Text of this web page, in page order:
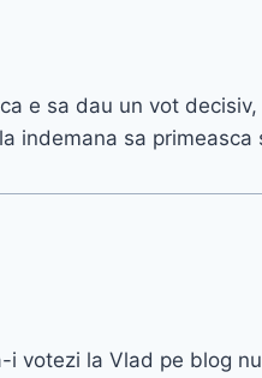
e sa dau un vot
indemana sa primeasca
votezi la Vlad pe blog